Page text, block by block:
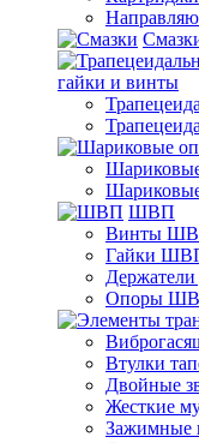
гайки и винты
ШВП
Винты
Гайки
Опоры
Втулки
Двойные
Жесткие
Зажимные